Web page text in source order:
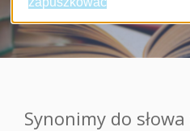
Synonimy do